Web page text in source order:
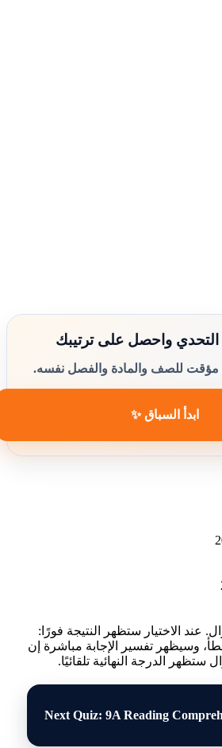
واحصل على ترتيبك
مؤقت للصف والمادة والفصل نفسه.
ابدأ السباق ✨
عند الاختيار ستظهر النتيجة فورًا:
وسيظهر تفسير الإجابة مباشرة إن
الدرجة النهائية تلقائيًا.
Next Quiz: 9A Reading